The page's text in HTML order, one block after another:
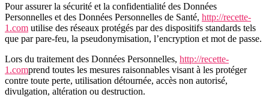
Pour assurer la sécurité et la confidentialité des Données
Personnelles et des Données Personnelles de Santé, http://recette-
1.com utilise des réseaux protégés par des dispositifs standards tels
que par pare-feu, la pseudonymisation, l’encryption et mot de passe.
Lors du traitement des Données Personnelles, http://recette-
1.comprend toutes les mesures raisonnables visant à les protéger
contre toute perte, utilisation détournée, accès non autorisé,
divulgation, altération ou destruction.